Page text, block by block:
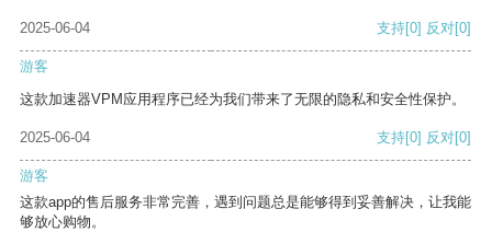
2025-06-04 支持[0] 反对[0]
游客
这款加速器VPM应用程序已经为我们带来了无限的隐私和安全性保护。
2025-06-04 支持[0] 反对[0]
游客
这款app的售后服务非常完善，遇到问题总是能够得到妥善解决，让我能
够放心购物。